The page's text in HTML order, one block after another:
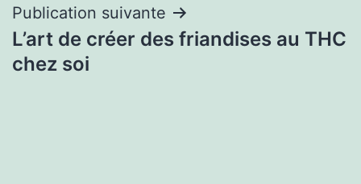
Publication suivante
L’art de créer des friandises au THC
chez soi